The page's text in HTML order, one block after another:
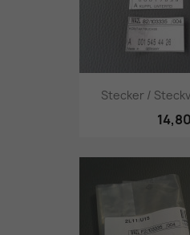
Stecker /